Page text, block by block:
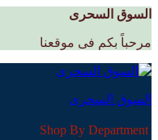
السوق السحرى
مرحباً بكم فى موقعنا
السوق السحرى
Shop By Department